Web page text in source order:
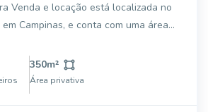
1700,00m² de
terreno e uma área de 350,00m²
Venda e locação está localizada no
Campinas, e conta com uma área
três dormitórios, sendo uma suíte, e
ambi
350m²
Área privativa